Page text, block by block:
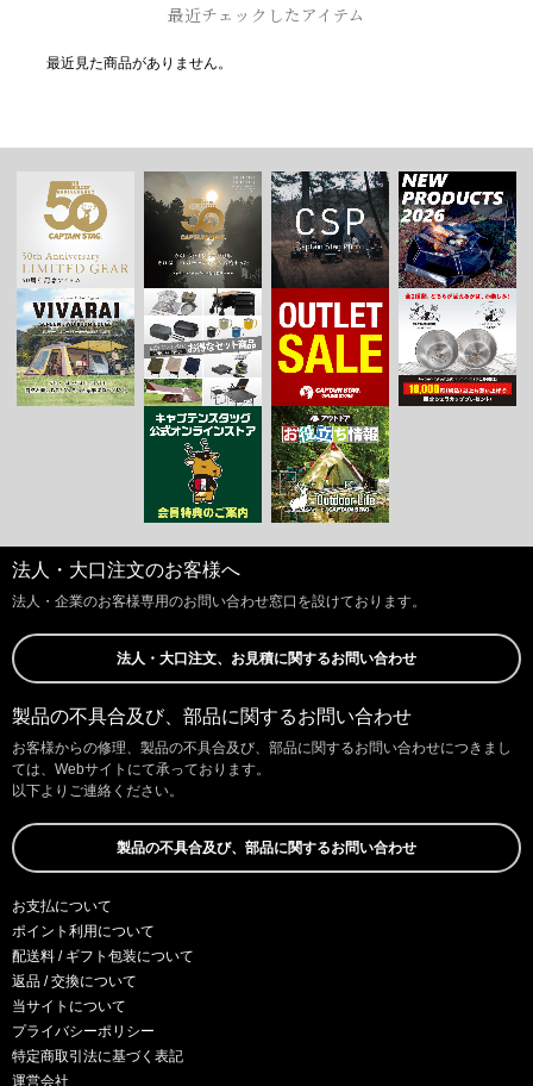
最近チェックしたアイテム
最近見た商品がありません。
法人・大口注文のお客様へ
法人・企業のお客様専用のお問い合わせ窓口を設けております。
法人・大口注文、お見積に関するお問い合わせ
製品の不具合及び、部品に関するお問い合わせ
お客様からの修理、製品の不具合及び、部品に関するお問い合わせにつきまし
ては、Webサイトにて承っております。
以下よりご連絡ください。
製品の不具合及び、部品に関するお問い合わせ
お支払について
ポイント利用について
配送料 / ギフト包装について
返品 / 交換について
当サイトについて
プライバシーポリシー
特定商取引法に基づく表記
運営会社